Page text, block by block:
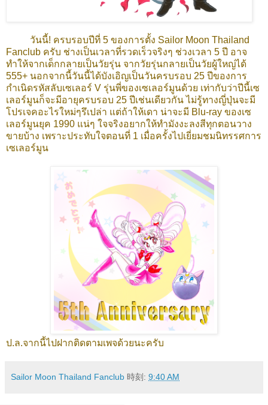
วันนี้! ครบรอบปีที่ 5 ของการตั้ง Sailor Moon Thailand
Fanclub ครับ ช่างเป็นเวลาที่รวดเร็วจริงๆ ช่วงเวลา 5 ปี อาจ
ทำให้จากเด็กกลายเป็นวัยรุ่น จากวัยรุ่นกลายเป็นวัยผู้ใหญ่ได้
555+ นอกจากนี้วันนี้ได้บังเอิญเป็นวันครบรอบ 25 ปีของการ
กำเนิดรหัสลับเซเลอร์ V รุ่นพี่ของเซเลอร์มูนด้วย เท่ากับว่าปีนี้เซ
เลอร์มูนก็จะมีอายุครบรอบ 25 ปีเช่นเดียวกัน ไม่รู้ทางญี่ปุ่นจะมี
โปรเจคอะไรใหม่ๆรึเปล่า แต่ถ้าให้เดา น่าจะมี Blu-ray ของเซ
เลอร์มูนยุค 1990 แน่ๆ ใจจริงอยากให้ทำมังงะลงสีทุกตอนวาง
ขายบ้าง เพราะประทับใจตอนที่ 1 เมื่อครั้งไปเยี่ยมชมนิทรรศการ
เซเลอร์มูน
ป.ล.จากนี้ไปฝากติดตามเพจด้วยนะครับ
Sailor Moon Thailand Fanclub 時刻: 9:40 AM